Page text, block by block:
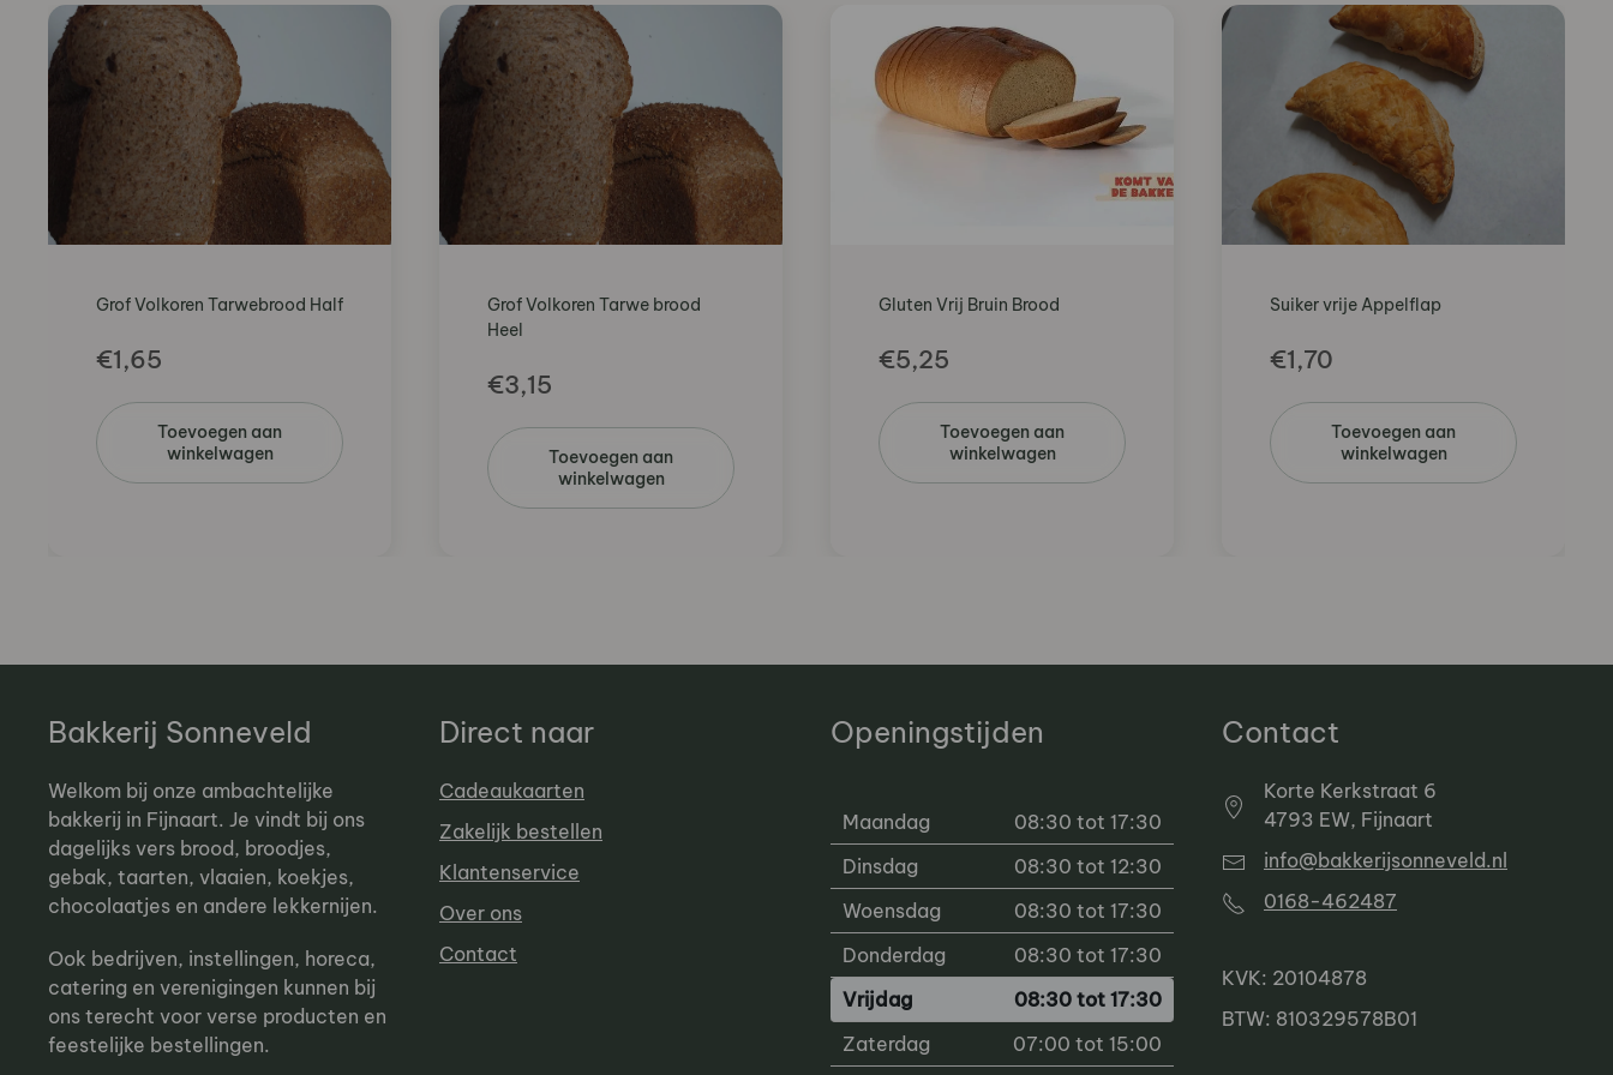
Grof Volkoren Tarwebrood Half
€1,65
Toevoegen aan
winkelwagen
Grof Volkoren Tarwe brood
Heel
€3,15
Toevoegen aan
winkelwagen
Gluten Vrij Bruin Brood
€5,25
Toevoegen aan
winkelwagen
Suiker vrije Appelflap
€1,70
Toevoegen aan
winkelwagen
Bakkerij Sonneveld
Welkom bij onze ambachtelijke
bakkerij in Fijnaart. Je vindt bij ons
dagelijks vers brood, broodjes,
gebak, taarten, vlaaien, koekjes,
chocolaatjes en andere lekkernijen.
Ook bedrijven, instellingen, horeca,
catering en verenigingen kunnen bij
ons terecht voor verse producten en
feestelijke bestellingen.
Direct naar
Cadeaukaarten
Zakelijk bestellen
Klantenservice
Over ons
Contact
Openingstijden
Maandag
08:30 tot 17:30
Dinsdag
08:30 tot 12:30
Woensdag
08:30 tot 17:30
Donderdag
08:30 tot 17:30
Vrijdag
08:30 tot 17:30
Zaterdag
07:00 tot 15:00
Contact
Korte Kerkstraat 6
4793 EW, Fijnaart
info@bakkerijsonneveld.nl
0168-462487
KVK: 20104878
BTW: 810329578B01